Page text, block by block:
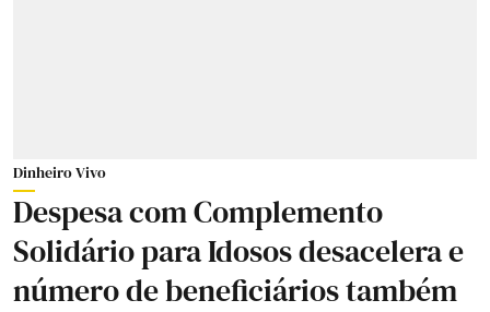
Dinheiro Vivo
Despesa com Complemento
Solidário para Idosos desacelera e
número de beneficiários também